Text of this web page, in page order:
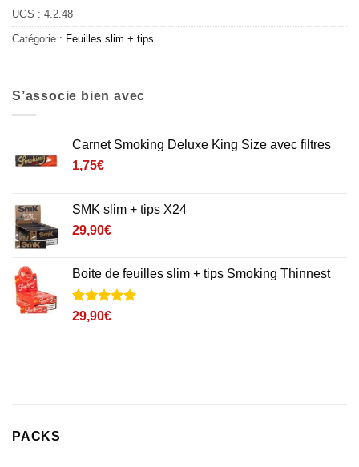
UGS : 4.2.48
Catégorie : Feuilles slim + tips
S’associe bien avec
Carnet Smoking Deluxe King Size avec filtres
1,75€
SMK slim + tips X24
29,90€
Boite de feuilles slim + tips Smoking Thinnest
Noté5sur
3
29,90€
PACKS